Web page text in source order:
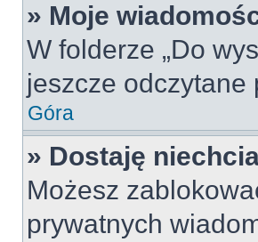
» Moje
W folderze „Do
jeszcze odczytane
Góra
» Dostaję
Możesz
prywatnych